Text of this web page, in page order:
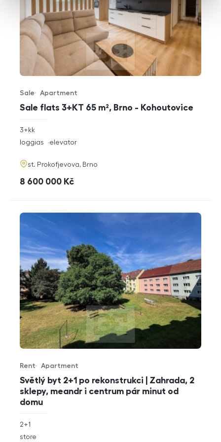
Sale flats 3+KT 65 m², Brno - Kohoutovice
Offer type
Sale
Property type
Apartment
rozměry
disposition
3+kk
funkce
loggias elevator
adresa
st. Prokofjevova, Brno
cena
8 600 000 Kč
Světlý byt 2+1 po rekonstrukci | Zahrada, 2
sklepy, meandr i centrum pár minut od
domu
Offer type
Rent
Property type
Apartment
rozměry
disposition
2+1
funkce
store